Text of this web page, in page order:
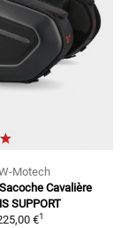
Motech
Cavalière
SUPPORT
€1